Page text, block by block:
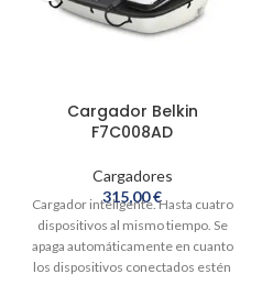
Cargador Belkin
F7C008AD
Cargadores
315,00€
Cargador inteligente. Hasta cuatro
dispositivos al mismo tiempo. Se
apaga automáticamente en cuanto
los dispositivos conectados estén